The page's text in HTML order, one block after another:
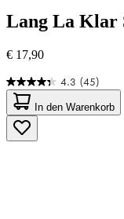
Lang La Klar
€ 17,90
4.3 (45)
4.3
von
5
Sternen.
45
In den Warenkorb